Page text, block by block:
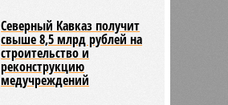
Северный Кавказ получит
свыше 8,5 млрд рублей на
строительство и
реконструкцию
медучреждений